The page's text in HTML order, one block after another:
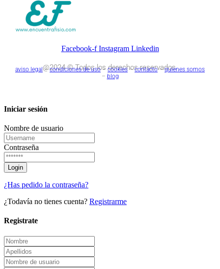
Facebook-f Instagram Linkedin
@2024 © Todos los derechos reservados.
aviso legal–condiciones de uso– cookies –contacto–quienes somos
– blog
Iniciar sesión
Nombre de usuario
Contraseña
¿Has pedido la contraseña?
¿Todavía no tienes cuenta? Registrarme
Registrate